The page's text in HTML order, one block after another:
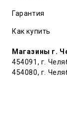
Гарантия
Как купить
Магазины г.
454091, г.
454080, г.